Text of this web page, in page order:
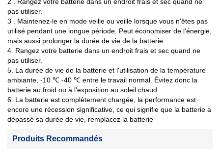
2 . Rangez votre batterie dans un endroit frais et sec quand ne
pas utiliser.
3 . Maintenez-le en mode veille ou veille lorsque vous n'êtes pas
utilisé pendant une longue période. Peut économiser de l'énergie,
mais aussi prolonger la durée de vie de la batterie
4. Rangez votre batterie dans un endroit frais et sec quand ne
pas utiliser.
5. La durée de vie de la batterie et l'utilisation de la température
ambiante, -10 ℃ -40 ℃ entre le travail normal. Évitez donc la
batterie au froid ou à l'exposition au soleil chaud.
6. La batterie est complètement chargée, la performance est
encore une récession significative, ce qui signifie que la batterie a
dépassé sa durée de vie, remplacez la batterie
Produits Recommandés